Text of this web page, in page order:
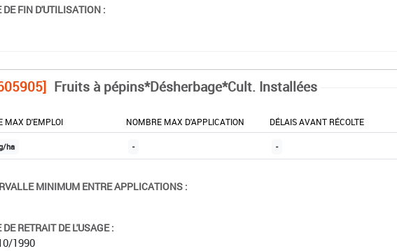
DE FIN D'UTILISATION :
Fruits à pépins*Désherbage*Cult. Installées
MAX D'EMPLOI NOMBRE MAX D'APPLICATION DÉLAIS AVANT RÉCOLTE
ha - -
MINIMUM ENTRE APPLICATIONS :
DE RETRAIT DE L'USAGE :
1990